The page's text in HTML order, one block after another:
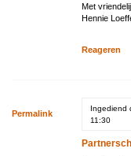
Met
Hennie
Reageren
Permalink
Ingediend
11:30